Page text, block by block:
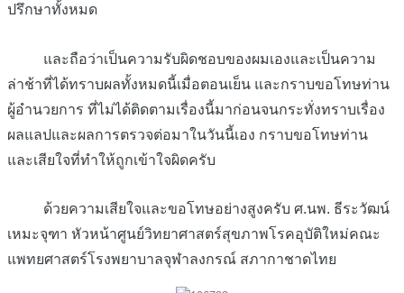
ปรึกษาทั้งหมด
และถือว่าเป็นความรับผิดชอบของผมเองและเป็นความ
ล่าช้าที่ได้ทราบผลทั้งหมดนี้เมื่อตอนเย็น และกราบขอโทษท่าน
ผู้อำนวยการ ที่ไม่ได้ติดตามเรื่องนี้มาก่อนจนกระทั่งทราบเรื่อง
ผลแลปและผลการตรวจต่อมาในวันนี้เอง กราบขอโทษท่าน
และเสียใจที่ทำให้ถูกเข้าใจผิดครับ
ด้วยความเสียใจและขอโทษอย่างสูงครับ ศ.นพ. ธีระวัฒน์
เหมะจุฑา หัวหน้าศูนย์วิทยาศาสตร์สุขภาพโรคอุบัติใหม่คณะ
แพทยศาสตร์โรงพยาบาลจุฬาลงกรณ์ สภากาชาดไทย